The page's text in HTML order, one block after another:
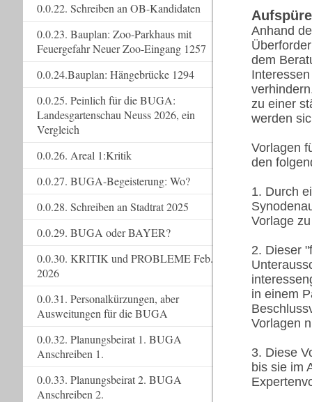
Anhand
dem
zu einer
werden
Vorlagen
den
1. Durch
Vorlage
2. Dieser
in einem
Vorlagen
3. Diese
bis sie im
0.0.22. Schreiben an OB-Kandidaten
0.0.23. Bauplan: Zoo-Parkhaus mit
Feuergefahr Neuer Zoo-Eingang 1257
0.0.24.Bauplan: Hängebrücke 1294
0.0.25. Peinlich für die BUGA:
Landesgartenschau Neuss 2026, ein
Vergleich
0.0.26. Areal 1:Kritik
0.0.27. BUGA-Begeisterung: Wo?
0.0.28. Schreiben an Stadtrat 2025
0.0.29. BUGA oder BAYER?
0.0.30. KRITIK und PROBLEME Feb.
2026
0.0.31. Personalkürzungen, aber
Ausweitungen für die BUGA
0.0.32. Planungsbeirat 1. BUGA
Anschreiben 1.
0.0.33. Planungsbeirat 2. BUGA
Anschreiben 2.